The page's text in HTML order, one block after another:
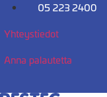
Mene
05 223 2400
Yhteystiedot
Anna palautetta